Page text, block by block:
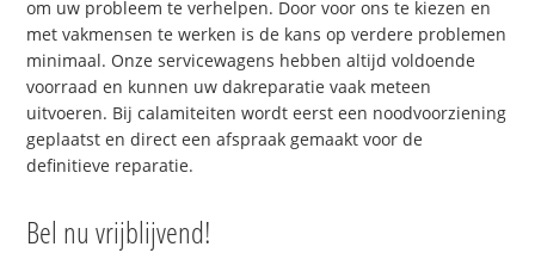
om uw probleem te verhelpen. Door voor ons te kiezen en
met vakmensen te werken is de kans op verdere problemen
minimaal. Onze servicewagens hebben altijd voldoende
voorraad en kunnen uw dakreparatie vaak meteen
uitvoeren. Bij calamiteiten wordt eerst een noodvoorziening
geplaatst en direct een afspraak gemaakt voor de
definitieve reparatie.
Bel nu vrijblijvend!